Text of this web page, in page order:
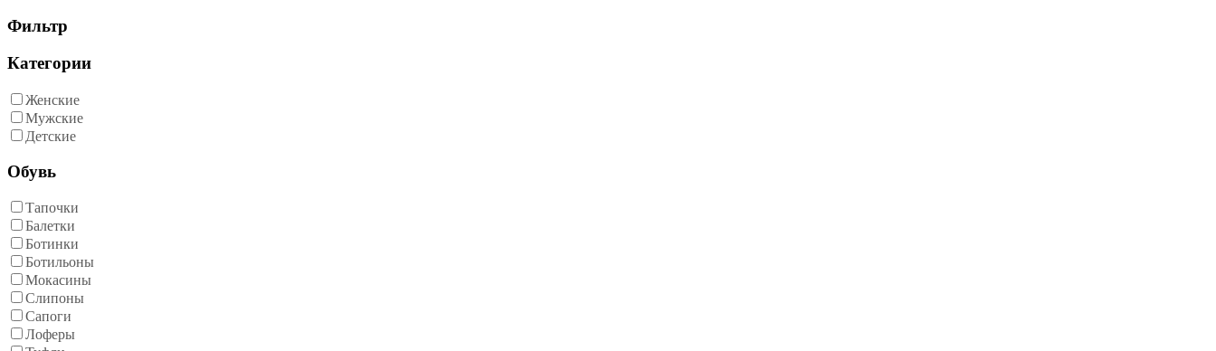
Фильтр
Категории
Женские
Мужские
Детские
Обувь
Тапочки
Балетки
Ботинки
Ботильоны
Мокасины
Слипоны
Сапоги
Лоферы